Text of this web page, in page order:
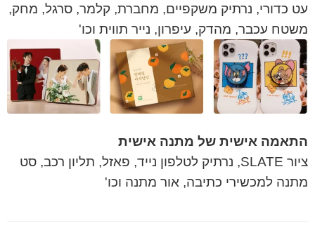
עט כדורי, נרתיק משקפיים, מחברת, קלמר, סרגל, מחק,
משטח עכבר, מהדק, עיפרון, נייר תווית וכו'
התאמה אישית של מתנה אישית
ציור SLATE, נרתיק לטלפון נייד, פאזל, תליון רכב, סט
מתנה למכשירי כתיבה, אור מתנה וכו'